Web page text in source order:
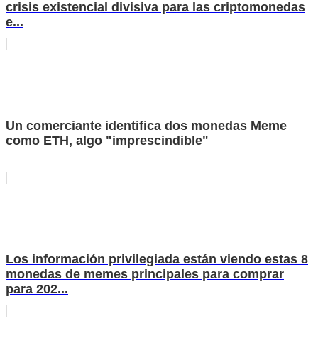
crisis existencial divisiva para las criptomonedas
e...
Un comerciante identifica dos monedas Meme
como ETH, algo "imprescindible"
Los información privilegiada están viendo estas 8
monedas de memes principales para comprar
para 202...